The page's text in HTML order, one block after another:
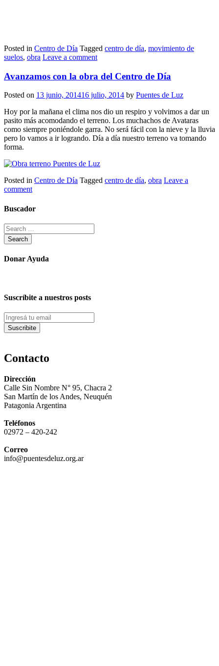
Posted in Centro de Día Tagged centro de día, movimiento de
suelos, obra Leave a comment
Avanzamos con la obra del Centro de Día
Posted on 13 junio, 201416 julio, 2014 by Puentes de Luz
Hoy por la mañana el clima nos dio un respiro y volvimos a dar un
pasito más acomodando el terreno. Los muchachos de Avataras
como siempre poniéndole garra. No será fácil con la nieve y la lluvia
pero lo vamos a ir logrando. Día a día nuestro terreno va tomando
forma.
Posted in Centro de Día Tagged centro de día, obra Leave a
comment
Buscador
Donar Ayuda
Suscríbite a nuestros posts
Contacto
Dirección
Calle Sin Nombre N° 95, Chacra 2
San Martín de los Andes, Neuquén
Patagonia Argentina
Teléfonos
02972 – 420-242
Correo
info@puentesdeluz.org.ar